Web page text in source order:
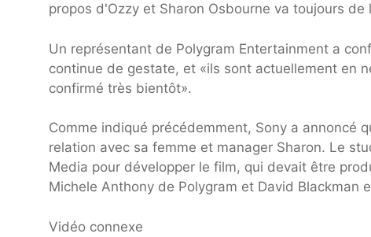
propos d'Ozzy et Sharon Osbourne va toujours de
Un représentant de Polygram Entertainment a
continue de gestate, et «ils sont actuellement en
confirmé très bientôt».
Comme indiqué précédemment, Sony a annoncé
relation avec sa femme et manager Sharon. Le
Media pour développer le film, qui devait être
Michele Anthony de Polygram et David Blackman
Vidéo connexe